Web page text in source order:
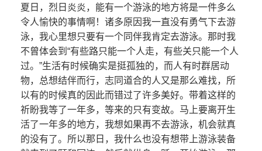
夏日，烈日炎炎，能有一个游泳的地方将是一件多么
令人愉快的事情啊！诸多原因我一直没有勇气下去游
泳，我心里想只要有一个同伴我肯定去游泳。那时我
不曾体会到“有些路只能一个人走，有些关只能一个人
过。”生活有时候确实是挺孤独的，而人有时群居动
物，总想结伴而行，志同道合的人又是那么难找，所
以有的时候真的因此而错过了许多美好。带着这样的
祈盼我等了一年多，等来的只有变故。马上要离开生
活了一年多的地方，我想如果再不去游泳，机会就真
的没有了。所以那日，我什么也没有想带上游泳装备